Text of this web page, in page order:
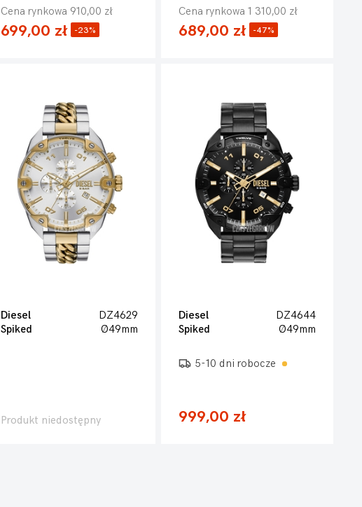
Cena rynkowa 910,00 zł
699,00 zł -23%
Cena rynkowa 1 310,00 zł
689,00 zł -47%
Diesel
DZ4629
Spiked
Ø49mm
Produkt niedostępny
Diesel
DZ4644
Spiked
Ø49mm
5-10 dni robocze
999,00 zł